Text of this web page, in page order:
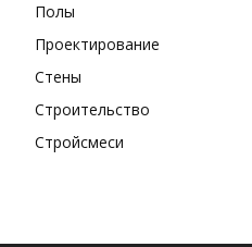
Полы
Проектирование
Стены
Строительство
Стройсмеси